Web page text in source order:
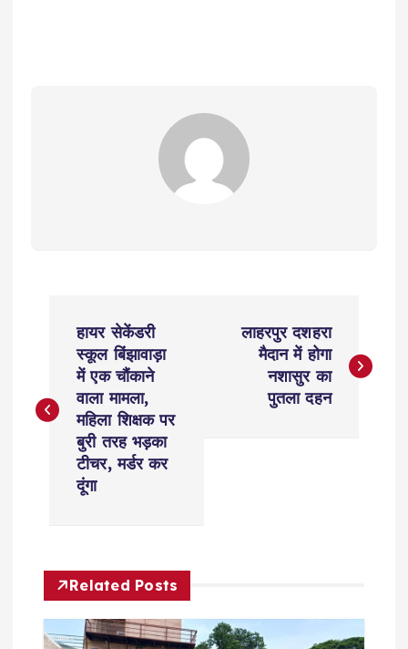
s
v
हायर सेकेंडरी
स्कूल बिंझावाड़ा
में एक चौंकाने
वाला मामला,
महिला शिक्षक पर
बुरी तरह भड़का
टीचर, मर्डर कर
दूंगा
लाहरपुर दशहरा
मैदान में होगा
नशासुर का
पुतला दहन
Related Posts